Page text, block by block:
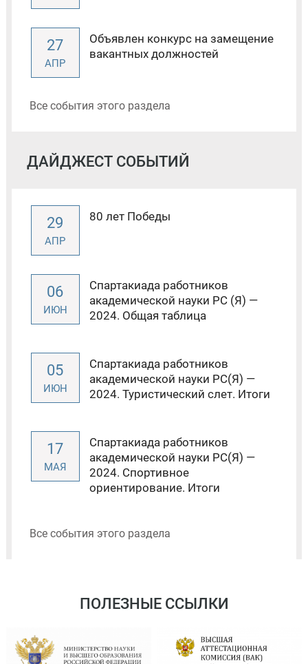
27
АПР
Объявлен конкурс на замещение
вакантных должностей
Все события этого раздела
ДАЙДЖЕСТ СОБЫТИЙ
29
АПР
80 лет Победы
06
ИЮН
Спартакиада работников
академической науки РС (Я) —
2024. Общая таблица
05
ИЮН
Спартакиада работников
академической науки РС(Я) —
2024. Туристический слет. Итоги
17
МАЯ
Спартакиада работников
академической науки РС(Я) —
2024. Спортивное
ориентирование. Итоги
Все события этого раздела
ПОЛЕЗНЫЕ ССЫЛКИ